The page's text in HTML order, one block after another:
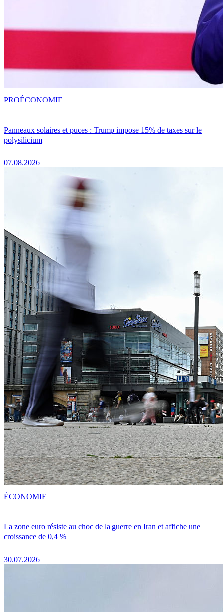
Panneaux solaires et puces : Trump impose 15% de taxes sur le
polysilicium
07.08.2026
PROÉCONOMIE
La zone euro résiste au choc de la guerre en Iran et affiche une
croissance de 0,4 %
30.07.2026
ÉCONOMIE